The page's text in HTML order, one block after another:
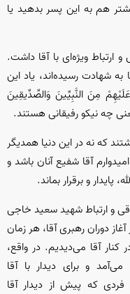
هم به این پسر بدهید یا
ویژه‌ای با آقا داشت.
شهادت رسیده‌اند، یاد این
مِنَ النَّبِیِّینَ وَالصِّدِّیقِینَ
چه نیکو رفیقانی هستند.
که نه در این دنیا همدیگر
آقا شفیع آنان باشد و
پایدار و برقرار بماند.
و ارتباط شهید سعید خاجی
دوران رهبری آقا، هر زمان
کنار آقا می‌دیدیم. در واقع،
و برای دیدار با آقا
فردی که پیش از دیدار آقا